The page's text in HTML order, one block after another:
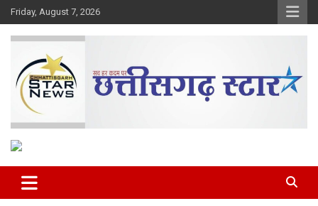
Skip
to
content
Friday, August 7, 2026
Chhattisgarh Star